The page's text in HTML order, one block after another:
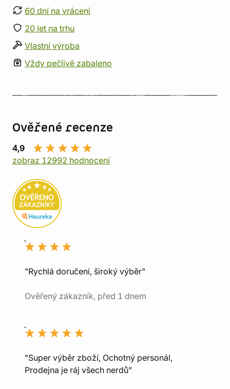
60 dní na vrácení
20 let na trhu
Vlastní výroba
Vždy pečlivě zabaleno
Ověřené recenze
4,9
zobraz 12992 hodnocení
"Rychlá doručení, široký výběr"
Ověřený zákazník, před 1 dnem
"Super výběr zboží, Ochotný personál,
Prodejna je ráj všech nerdů"